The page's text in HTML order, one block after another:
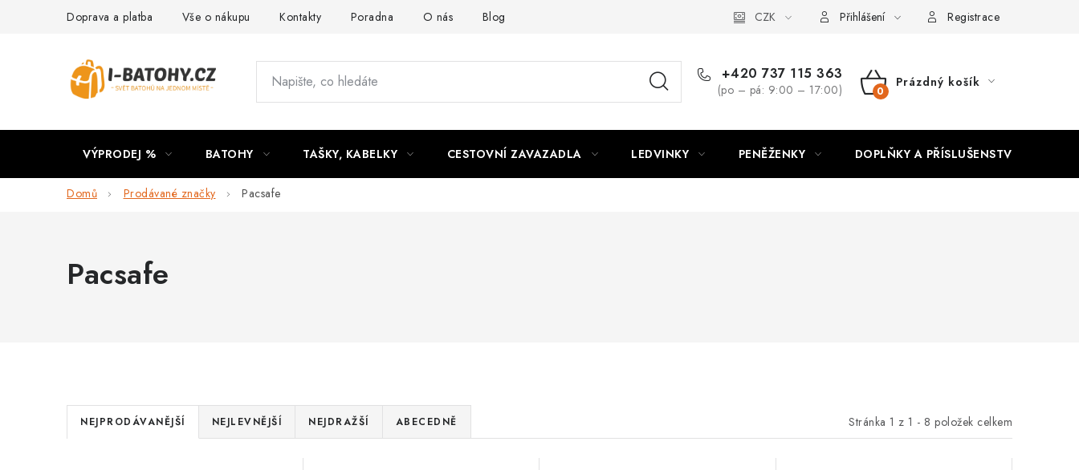
Doprava a platba Vše o nákupu Kontakty Poradna O nás Blog CZK Přihlášení Registrace
+420 737 115 363
(po – pá: 9:00 – 17:00)
NÁKUPNÍ
Prázdný košík
VÝPRODEJ % BATOHY TAŠKY, KABELKY CESTOVNÍ ZAVAZADLA LEDVINKY PENĚŽENKY DOPLŇKY A PŘÍSLUŠENSTVÍ
Domů Prodávané značky Pacsafe
Pacsafe
Stránka 1 z 1 - 8 položek celkem
Ř
a
NEJPRODÁVANĚJŠÍ NEJLEVNĚJŠÍ NEJDRAŽŠÍ ABECEDNĚ